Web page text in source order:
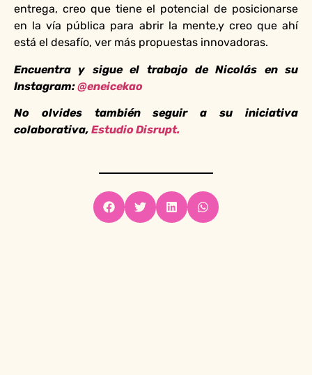
entrega, creo que tiene el potencial de posicionarse
en la vía pública para abrir la mente,y creo que ahí
está el desafío, ver más propuestas innovadoras.
Encuentra y sigue el trabajo de Nicolás en su
Instagram:@eneicekao
No olvides también seguir a su iniciativa
colaborativa, Estudio Disrupt.